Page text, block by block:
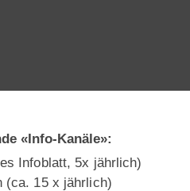
«Info-Kanäle»:
Infoblatt, 5x jährlich)
(ca. 15 x jährlich)